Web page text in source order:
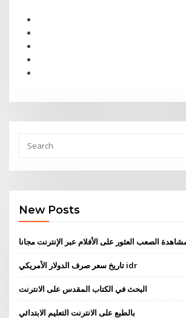
New Posts
الصعب العثور على الأفلام عبر الإنترنت مجانا
تاريخ سعر صرف الدولار الأمريكي idr
البحث في الكتاب المقدس على الانترنت
بالطبع على الانترنت التعليم الابتدائي